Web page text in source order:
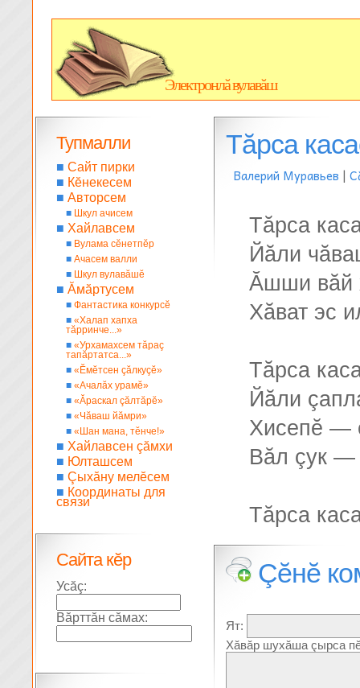
Электронлă вулавăш
Тăрса
Валерий Муравьев |
Тăрса
Йăли
Ăшши вăй
Хăват эс
Тăрса
Йăли
Хисепĕ —
Вăл çук —
Тăрса
Çĕнĕ
Ят:
Хăвăр шухăша çырса
Тупмалли
■ Сайт пирки
■ Кĕнекесем
■ Авторсем
■ Шкул ачисем
■ Хайлавсем
■ Вулама сĕнетпĕр
■ Ачасем валли
■ Шкул вулавăшĕ
■ Ăмăртусем
■ Фантастика конкурсĕ
■ «Халап хапха
тăрринче...»
■ «Урхамахсем тăраç
тапăртатса...»
■ «Ĕмĕтсен çăлкуçĕ»
■ «Ачалăх урамĕ»
■ «Ăраскал çăлтăрĕ»
■ «Чăваш йăмри»
■ «Шан мана, тĕнче!»
■ Хайлавсен çăмхи
■ Юлташсем
■ Çыхăну мелĕсем
■ Координаты для
связи
Сайта кĕр
Усăç:
Вăрттăн сăмах: